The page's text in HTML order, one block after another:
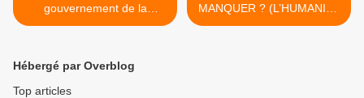
gouvernement de la
sénatrice communiste des
de Salah Hamouri
MANQUER ? (L’HUMANITE
– GERARD LE PUILL) >
Hébergé par Overblog
Top articles